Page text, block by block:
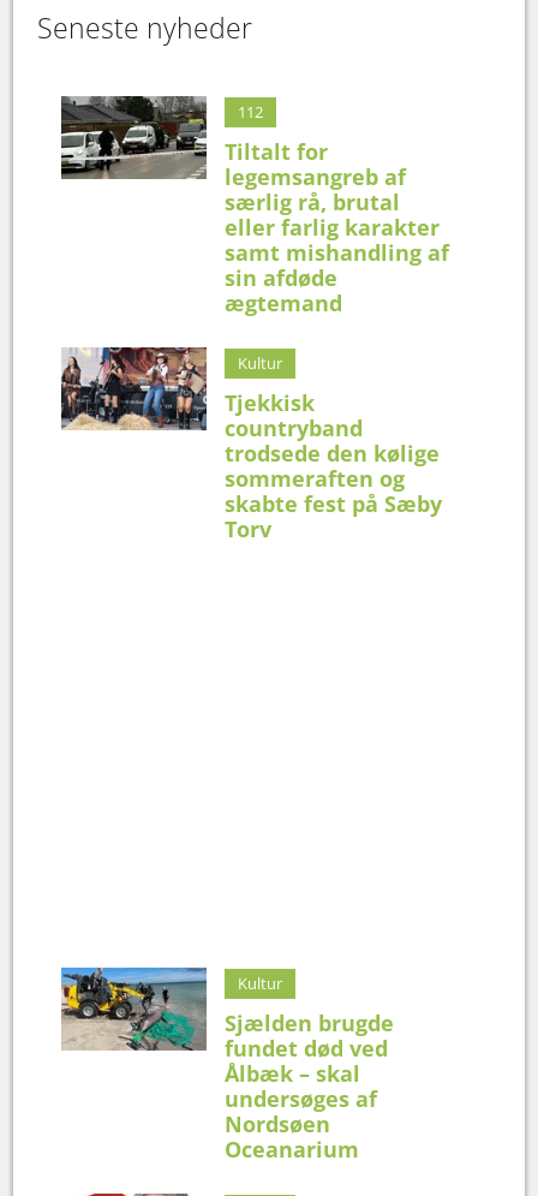
Seneste nyheder
112
Tiltalt for
legemsangreb af
særlig rå, brutal
eller farlig karakter
samt mishandling af
sin afdøde
ægtemand
Kultur
Tjekkisk
countryband
trodsede den kølige
sommeraften og
skabte fest på Sæby
Torv
Kultur
Sjælden brugde
fundet død ved
Ålbæk – skal
undersøges af
Nordsøen
Oceanarium